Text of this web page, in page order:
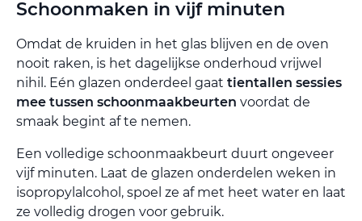
Schoonmaken in vijf minuten
Omdat de kruiden in het glas blijven en de oven
nooit raken, is het dagelijkse onderhoud vrijwel
nihil. Eén glazen onderdeel gaat tientallen sessies
mee tussen schoonmaakbeurten voordat de
smaak begint af te nemen.
Een volledige schoonmaakbeurt duurt ongeveer
vijf minuten. Laat de glazen onderdelen weken in
isopropylalcohol, spoel ze af met heet water en laat
ze volledig drogen voor gebruik.